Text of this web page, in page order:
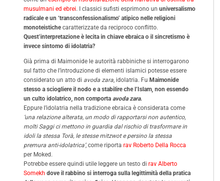
musulmani ed ebrei. I classici sufisti esprimono un universalismo
radicale e un ‘transconfessionalismo’ atipico nelle religioni
monoteistichecaratterizzate da reciproco conflitto.
Quest’interpretazione è lecita in chiave ebraica o il sincretismo è
invece sintomo di idolatria?
Già prima di Maimonide le autorità rabbiniche si interrogarono
sul fatto che l’introduzione di elementi islamici potesse essere
considerato un atto di avoda zara, idolatria. Fu Maimonide
stesso a sciogliere il nodo e a stabilire che l’Islam, non essendo
un culto idolatrico, non comporta avoda zara.
Eppure l’idolatria nella tradizione ebraica è considerata come
‘una relazione alterata, un modo di rapportarsi non autentico,
molti Saggi ci mettono in guardia dal rischio di trasformare in
idoli la stessa Torà, le stesse mitzwot e persino la stessa
premura anti-idolatrica’, come riporta rav Roberto Della Rocca
per Moked.
Potrebbe essere quindi utile leggere un testo di rav Alberto
Somekh dove il rabbino si interroga sulla legittimità della pratica